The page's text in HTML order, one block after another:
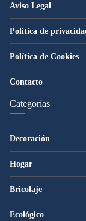
Aviso Legal
Política de
Política de Cookies
Contacto
Categorías
Decoración
Hogar
Bricolaje
Ecológico